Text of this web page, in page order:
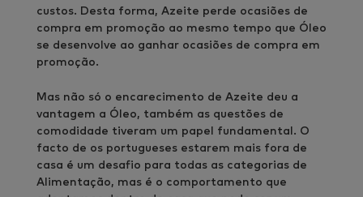
custos. Desta forma, Azeite perde ocasiões de
compra em promoção ao mesmo tempo que Óleo
se desenvolve ao ganhar ocasiões de compra em
promoção.
Mas não só o encarecimento de Azeite deu a
vantagem a Óleo, também as questões de
comodidade tiveram um papel fundamental. O
facto de os portugueses estarem mais fora de
casa é um desafio para todas as categorias de
Alimentação, mas é o comportamento que